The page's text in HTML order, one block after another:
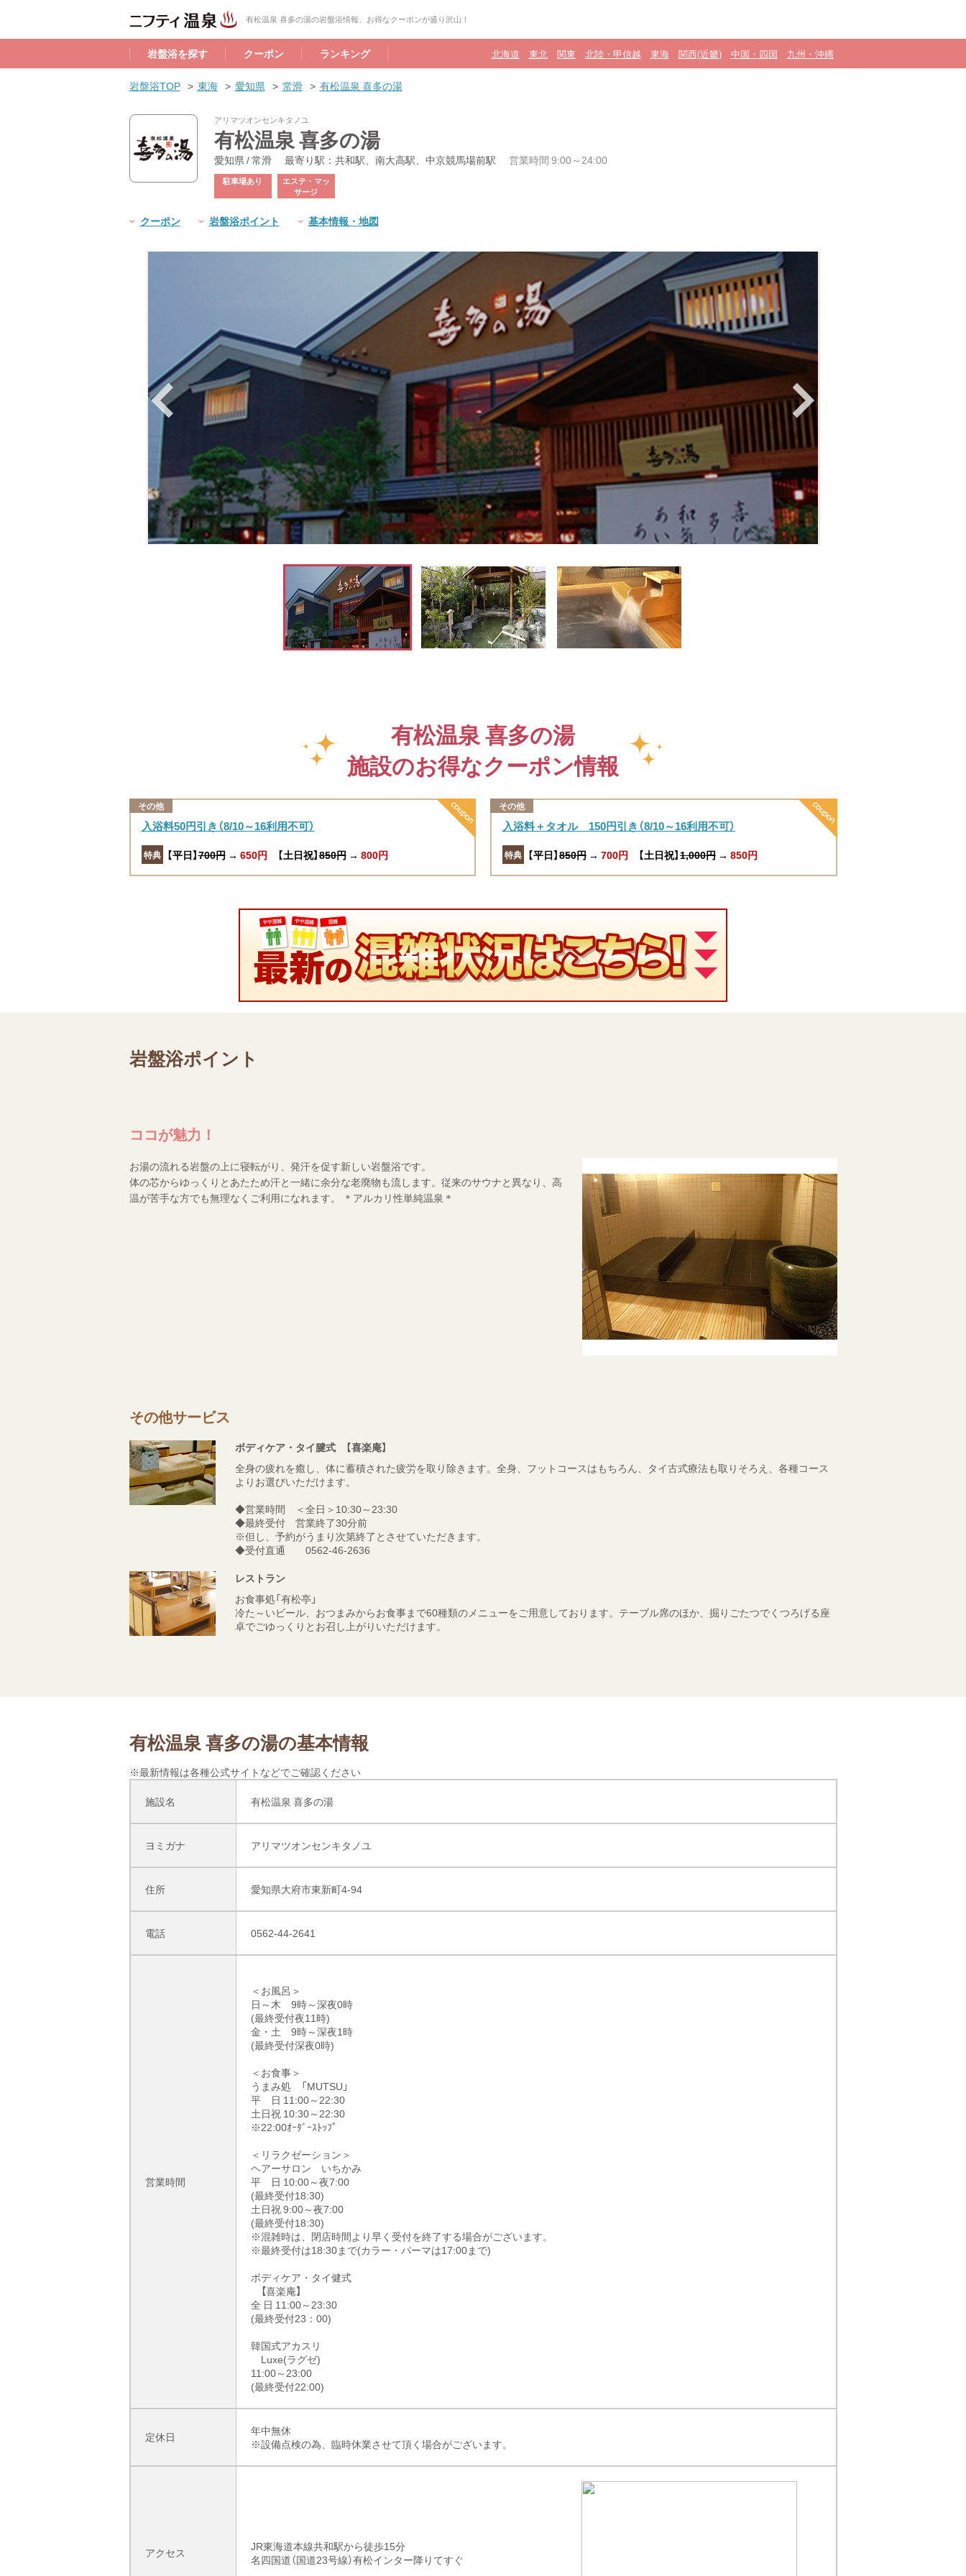
有松温泉 喜多の湯の岩盤浴情報、お得なクーポンが盛り沢山！
岩盤浴を探す クーポン ランキング 北海道 東北 関東 北陸・甲信越 東海 関西(近畿) 中国・四国 九州・沖縄
岩盤浴TOP 東海 愛知県 常滑 有松温泉 喜多の湯
アリマツオンセンキタノユ
有松温泉 喜多の湯
愛知県 / 常滑 最寄り駅：共和駅、南大高駅、中京競馬場前駅 営業時間 9:00～24:00
駐車場あり
エステ・マッ
サージ
クーポン 岩盤浴ポイント 基本情報・地図
有松温泉 喜多の湯
施設のお得なクーポン情報
その他
入浴料50円引き（8/10～16利用不可）
特典 【平日】700円→ 650円 【土日祝】850円→ 800円
その他
入浴料＋タオル 150円引き（8/10～16利用不可）
特典 【平日】850円→ 700円 【土日祝】1,000円→ 850円
岩盤浴ポイント
ココが魅力！
お湯の流れる岩盤の上に寝転がり、発汗を促す新しい岩盤浴です。
体の芯からゆっくりとあたため汗と一緒に余分な老廃物も流します。従来のサウナと異なり、高
温が苦手な方でも無理なくご利用になれます。 ＊アルカリ性単純温泉＊
その他サービス
ボディケア・タイ腱式 【喜楽庵】
全身の疲れを癒し、体に蓄積された疲労を取り除きます。全身、フットコースはもちろん、タイ古式療法も取りそろえ、各種コース
よりお選びいただけます。
◆営業時間 ＜全日＞10:30～23:30
◆最終受付 営業終了30分前
※但し、予約がうまり次第終了とさせていただきます。
◆受付直通
0562-46-2636
レストラン
お食事処「有松亭」
冷た～いビール、おつまみからお食事まで60種類のメニューをご用意しております。テーブル席のほか、掘りごたつでくつろげる座
卓でごゆっくりとお召し上がりいただけます。
有松温泉 喜多の湯の基本情報
※最新情報は各種公式サイトなどでご確認ください
施設名 有松温泉 喜多の湯
ヨミガナ アリマツオンセンキタノユ
住所 愛知県大府市東新町4-94
電話 0562-44-2641
営業時間
＜お風呂＞
日～木 9時～深夜0時
(最終受付夜11時)
金・土 9時～深夜1時
(最終受付深夜0時)
＜お食事＞
うまみ処 「MUTSU」
平 日 11:00～22:30
土日祝 10:30～22:30
※22:00ｵｰﾀﾞｰｽﾄｯﾌﾟ
＜リラクゼーション＞
ヘアーサロン いちかみ
平 日 10:00～夜7:00
(最終受付18:30)
土日祝 9:00～夜7:00
(最終受付18:30)
※混雑時は、閉店時間より早く受付を終了する場合がございます。
※最終受付は18:30まで(カラー・パーマは17:00まで)
ボディケア・タイ健式
【喜楽庵】
全 日 11:00～23:30
(最終受付23：00)
韓国式アカスリ
Luxe(ラグゼ)
11:00～23:00
(最終受付22:00)
定休日
年中無休
※設備点検の為、臨時休業させて頂く場合がございます。
アクセス
JR東海道本線共和駅から徒歩15分
名四国道（国道23号線）有松インター降りてすぐ